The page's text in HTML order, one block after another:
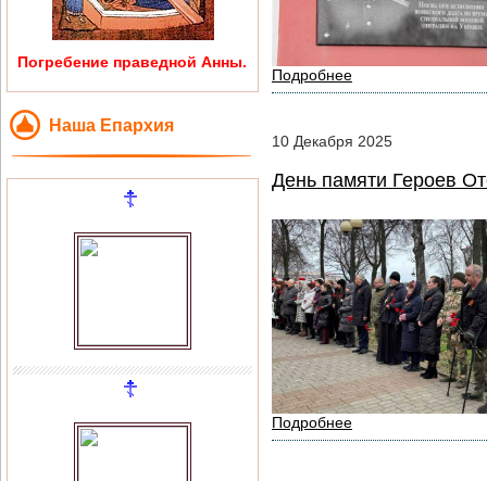
Погребение праведной Анны.
Наша Епархия
Подробнее
10 Декабря 2025
День памяти Героев
Подробнее